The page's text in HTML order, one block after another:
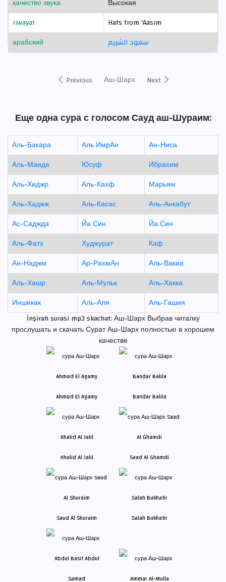
качество звука
Высокая
riwayat
Hafs from 'Aasim
арабский
سعود الشريم
Previous Аш-Шарх Next
Еще одна сура с голосом Сауд аш-Шураим:
Аль-Бакара Аль ИмрАн
Ан-Ниса
Аль-Маида
Юсуф
Ибрахим
Аль-Хиджр
Аль-Кахф
Марьям
Аль-Хаджж
Аль-Касас
Аль-Анкабут
Ас-Саджда
Йа Син
Йа Син
Аль-Фатх
Худжурат
Каф
Ан-Наджм
Ар-РахмАн
Аль-Вакиа
Аль-Хашр
Аль-Мульк
Аль-Хакка
Иншикак
Аль-Аля
Аль-Гашия
İnşirah surasi mp3 skachat: Аш-Шарх Выбрав читалку
прослушать и скачать Сурат Аш-Шарх полностью в хорошем
качестве
Ahmed El Agamy Bandar Balila
Khalid Al Jalil Saad Al Ghamdi
Saud Al Shuraim Salah Bukhatir